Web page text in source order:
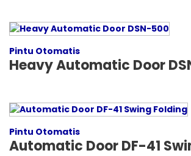
Pintu Otomatis
Heavy Automatic Door
Pintu Otomatis
Automatic Door DF-41